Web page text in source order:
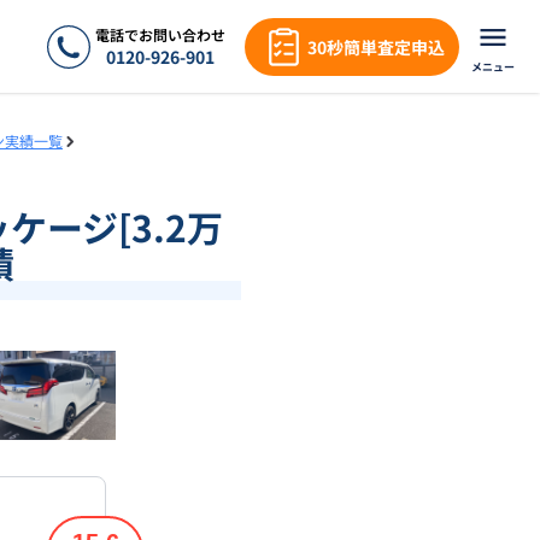
電話でお問い合わせ
0120-926-901 30秒簡単査定申込
メニュー
実績一覧
ージ[3.2万
1/18